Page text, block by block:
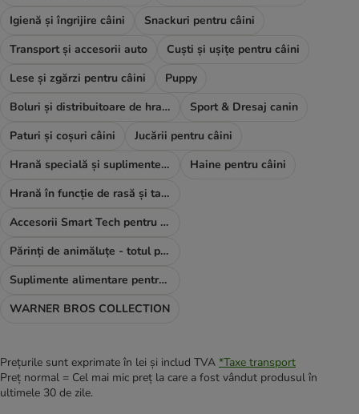
Igienă și îngrijire câini
Snackuri pentru câini
Transport și accesorii auto
Cuști și ușițe pentru câini
Lese și zgărzi pentru câini
Puppy
Boluri și distribuitoare de hrană și apă
Sport & Dresaj canin
Paturi și coșuri câini
Jucării pentru câini
Hrană specială și suplimente alimentare
Haine pentru câini
Hrană în funcție de rasă și talie
Accesorii Smart Tech pentru câini
Părinți de animăluțe - totul pentru TINE
Suplimente alimentare pentru câini
WARNER BROS COLLECTION
Prețurile sunt exprimate în lei și includ TVA *Taxe transport
Preț normal = Cel mai mic preț la care a fost vândut produsul în
ultimele 30 de zile.